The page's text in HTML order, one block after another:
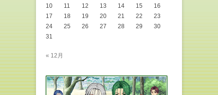
10
11 12 13 14 15
16
17
18 19 20 21 22
23
24
25 26 27 28 29
30
31
« 12月